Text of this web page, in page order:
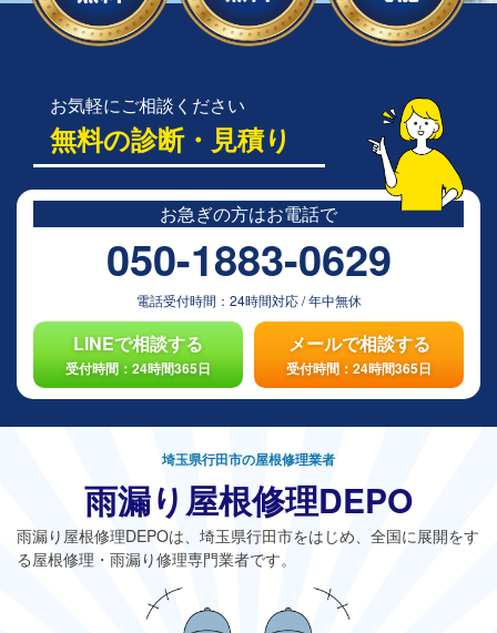
お気軽にご相談ください
無料の診断・見積り
お急ぎの方はお電話で
050-1883-0629
電話受付時間： 24時間対応/年中無休
LINEで相談する
受付時間：24時間365日
メールで相談する
受付時間：24時間365日
埼玉県行田市の屋根修理業者
雨漏り屋根修理DEPO
雨漏り屋根修理DEPOは、埼玉県行田市をはじめ、全国に展開をす
る屋根修理・雨漏り修理専門業者です。